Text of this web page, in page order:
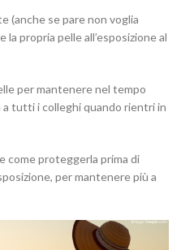
(anche se pare non voglia
propria pelle all’esposizione al
per mantenere nel tempo
tutti i colleghi quando rientri in
come proteggerla prima di
per mantenere più a